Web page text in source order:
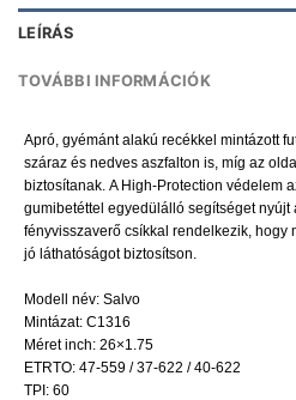
LEÍRÁS
TOVÁBBI INFORMÁCIÓK
Apró, gyémánt alakú recékkel mintázott
száraz és nedves aszfalton is, míg az
biztosítanak. A High-Protection védelem
gumibetéttel egyedülálló segítséget nyújt
fényvisszaverő csíkkal rendelkezik, hogy
jó láthatóságot biztosítson.
Modell név: Salvo
Mintázat: C1316
Méret inch: 26×1.75
ETRTO: 47-559 / 37-622 / 40-622
TPI: 60